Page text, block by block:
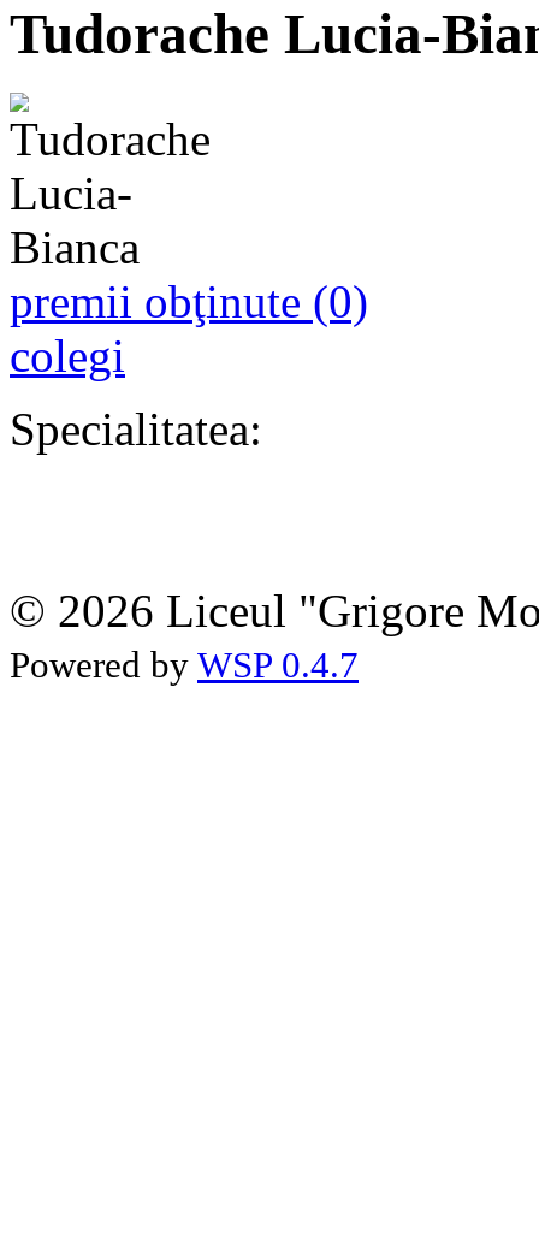
Tudorache Lucia-
premii obţinute (0)
colegi
Specialitatea:
© 2026 Liceul "Grigore
Powered by WSP 0.4.7